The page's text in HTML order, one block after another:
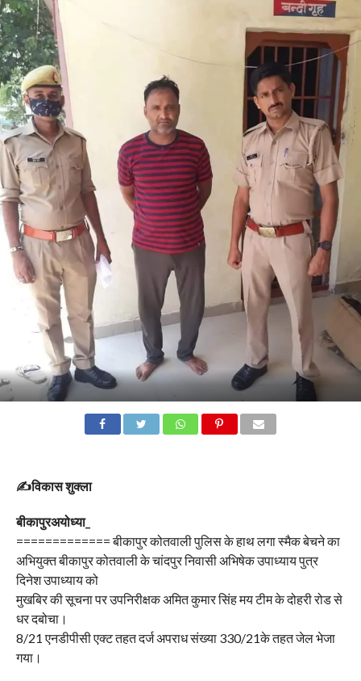
✍️विकास शुक्ला
बीकापुरअयोध्या_
============= बीकापुर कोतवाली पुलिस के हाथ लगा स्मैक बेचने का
अभियुक्त बीकापुर कोतवाली के चांदपुर निवासी अभिषेक उपाध्याय पुत्र
दिनेश उपाध्याय को
मुखबिर की सूचना पर उपनिरीक्षक अमित कुमार सिंह मय टीम के दोहरी रोड से
धर दबोचा।
8/21 एनडीपीसी एक्ट तहत दर्ज अपराध संख्या 330/21के तहत जेल भेजा
गया।